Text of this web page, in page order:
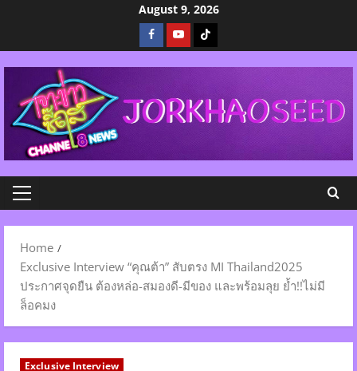
content
August 9, 2026
Facebook
YoutubeTiktok
Primary
Home
Exclusive Interview “คุณต้า” สับตรง MI Thailand2025
ประกาศจุดยืน ต้องหล่อ-สมองดี-มีของ และพร้อมลุย ย้ำ!!ไม่มี
ล็อคมง
Exclusive Interview